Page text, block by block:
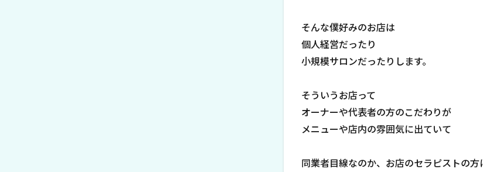
そんな僕好みのお店は
個人経営だったり
小規模サロンだったりします。
そういうお店って
オーナーや代表者の方のこだわりが
メニューや店内の雰囲気に出ていて
同業者目線なのか、お店のセラピストの方